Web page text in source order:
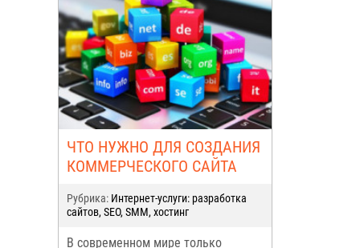
ЧТО НУЖНО ДЛЯ СОЗДАНИЯ
КОММЕРЧЕСКОГО САЙТА
Рубрика: Интернет-услуги: разработка
сайтов, SEO, SMM, хостинг
В современном мире только